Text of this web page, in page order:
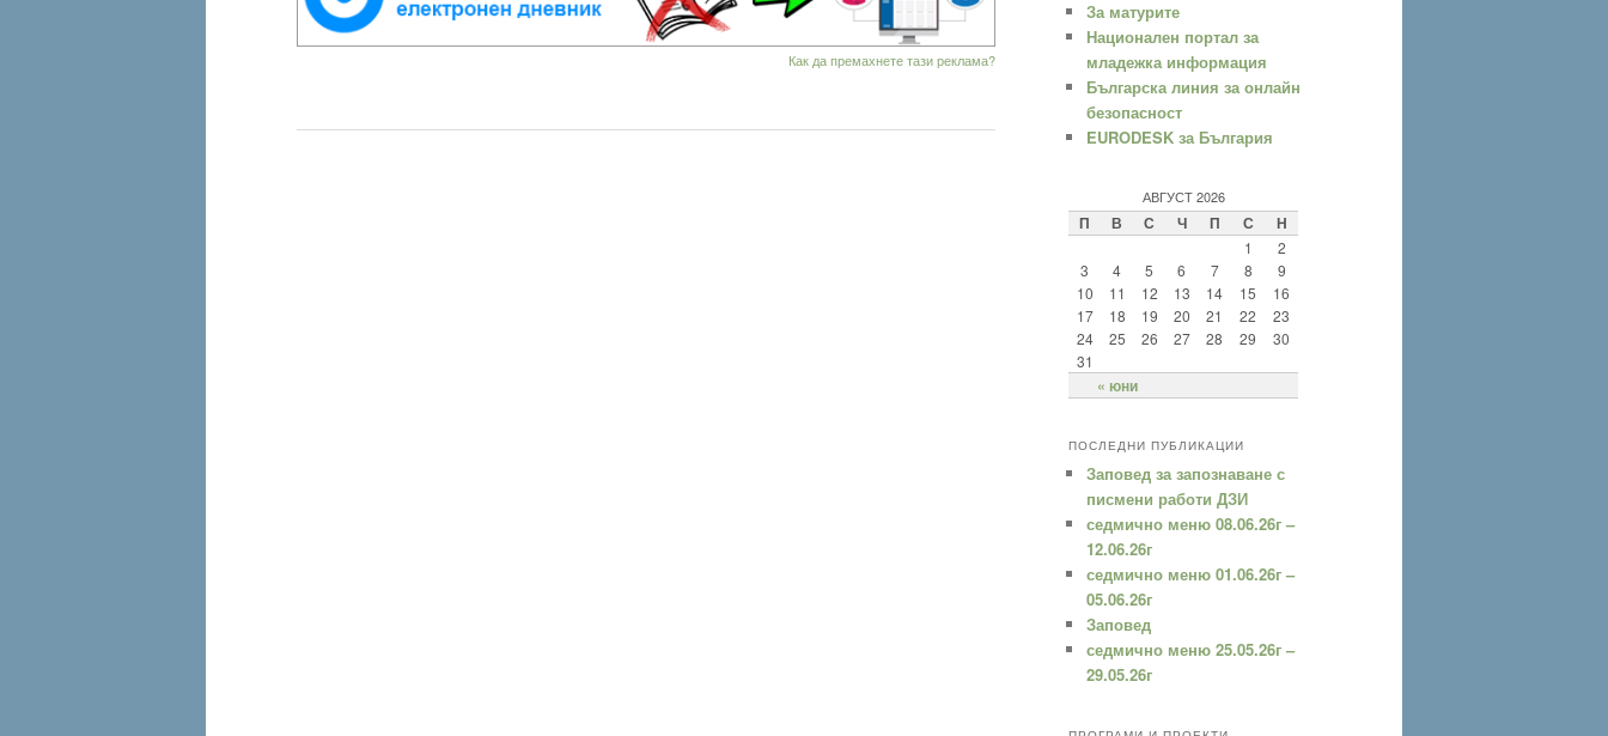
Как да премахнете тази реклама?
За матурите
Национален портал за
младежка информация
Българска линия за онлайн
безопасност
EURODESK за България
АВГУСТ 2026
П В С Ч П С Н
« юни
1
2
3
4 5 6 7 8
9
10
11 12 13 14 15
16
17
18 19 20 21 22
23
24
25 26 27 28 29
30
31
ПОСЛЕДНИ ПУБЛИКАЦИИ
Заповед за запознаване с
писмени работи ДЗИ
седмично меню 08.06.26г –
12.06.26г
седмично меню 01.06.26г –
05.06.26г
Заповед
седмично меню 25.05.26г –
29.05.26г